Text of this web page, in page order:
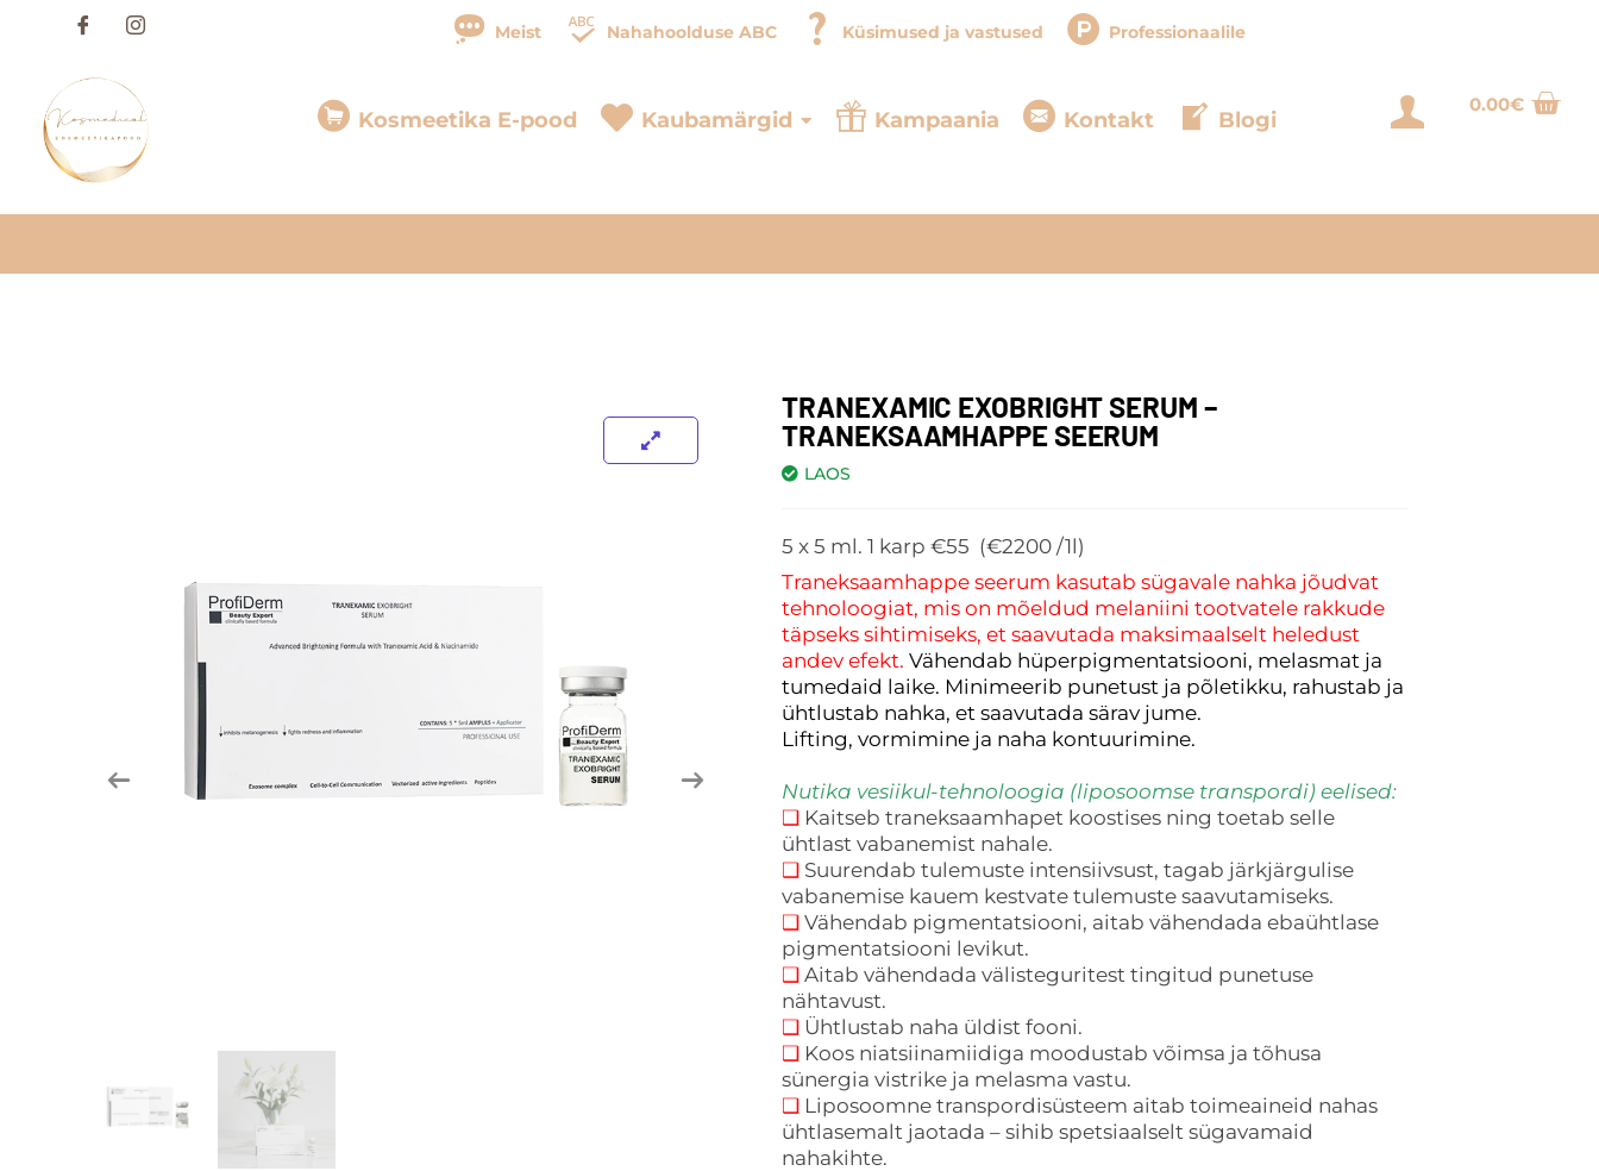
content
Meist Nahahoolduse ABC Küsimused ja vastused Professionaalile
Kosmeetika E-pood Kaubamärgid Kampaania Kontakt Blogi Login0.00€
TRANEXAMIC EXOBRIGHT SERUM –
TRANEKSAAMHAPPE SEERUM
LAOS
5 x 5 ml. 1 karp €55 (€2200 /1l)
Traneksaamhappe seerum kasutab sügavale nahka jõudvat
tehnoloogiat, mis on mõeldud melaniini tootvatele rakkude
täpseks sihtimiseks, et saavutada maksimaalselt heledust
andev efekt.Vähendab hüperpigmentatsiooni, melasmat ja
tumedaid laike. Minimeerib punetust ja põletikku, rahustab ja
ühtlustab nahka, et saavutada särav jume.
Lifting, vormimine ja naha kontuurimine.
Nutika vesiikul-tehnoloogia (liposoomse transpordi) eelised:
❑ Kaitseb traneksaamhapet koostises ning toetab selle
ühtlast vabanemist nahale.
❑ Suurendab tulemuste intensiivsust, tagab järkjärgulise
vabanemise kauem kestvate tulemuste saavutamiseks.
❑Vähendab pigmentatsiooni, aitab vähendada ebaühtlase
pigmentatsiooni levikut.
❑ Aitab vähendada välisteguritest tingitud punetuse
nähtavust.
❑ Ühtlustab naha üldist fooni.
❑ Koos niatsiinamiidiga moodustab võimsa ja tõhusa
sünergia vistrike ja melasma vastu.
❑ Liposoomne transpordisüsteem aitab toimeaineid nahas
ühtlasemalt jaotada – sihib spetsiaalselt sügavamaid
nahakihte.